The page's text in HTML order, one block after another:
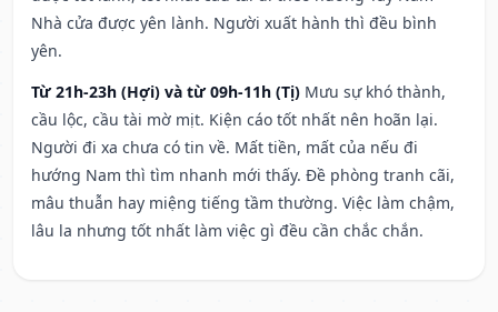
Nhà cửa được yên lành. Người xuất hành thì đều bình
yên.
Từ 21h-23h (Hợi) và từ 09h-11h (Tị) Mưu sự khó thành,
cầu lộc, cầu tài mờ mịt. Kiện cáo tốt nhất nên hoãn lại.
Người đi xa chưa có tin về. Mất tiền, mất của nếu đi
hướng Nam thì tìm nhanh mới thấy. Đề phòng tranh cãi,
mâu thuẫn hay miệng tiếng tầm thường. Việc làm chậm,
lâu la nhưng tốt nhất làm việc gì đều cần chắc chắn.